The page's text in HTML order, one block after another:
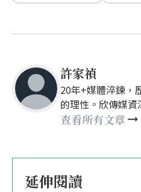
許家禎
20年+媒體淬鍊，
的理性。欣傳媒資
查看所有文章
延伸閱讀